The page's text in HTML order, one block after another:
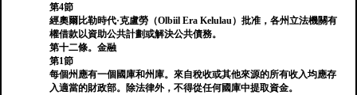
第4節
經奧爾比勒時代·克盧勞（Olbiil Era Kelulau）批准，各州立法機關有
權借款以資助公共計劃或解決公共債務。
第十二條。金融
第1節
每個州應有一個國庫和州庫。來自稅收或其他來源的所有收入均應存
入適當的財政部。除法律外，不得從任何國庫中提取資金。